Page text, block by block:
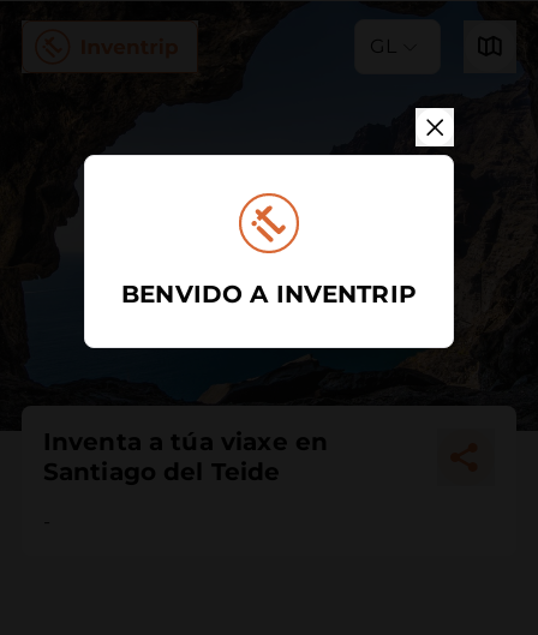
GL
Inventa a túa viaxe en
Santiago del Teide
BENVIDO A INVENTRIP